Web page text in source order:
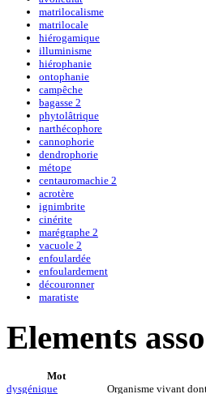
matrilocalisme
matrilocale
hiérogamique
illuminisme
hiérophanie
ontophanie
campêche
bagasse 2
phytolâtrique
narthécophore
cannophorie
dendrophorie
métope
centauromachie 2
acrotère
ignimbrite
cinérite
marégraphe 2
vacuole 2
enfoulardée
enfoulardement
découronner
maratiste
Elements
Mot
dysgénique
Organisme vivant